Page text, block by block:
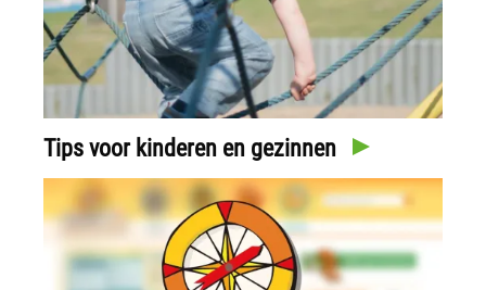
Tips voor kinderen en gezinnen